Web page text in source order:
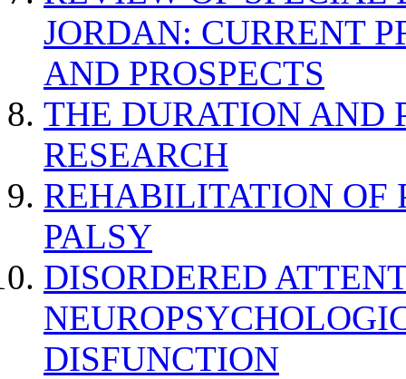
JORDAN: CURRENT
AND PROSPECTS
THE DURATION AND
RESEARCH
REHABILITATION OF
PALSY
DISORDERED
DISFUNCTION